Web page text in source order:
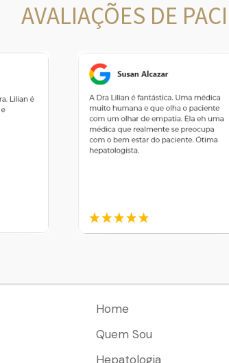
AVALIAÇÕES DE
Home
Quem Sou
Hepatologia